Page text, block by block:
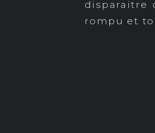
disparaitre
rompu et